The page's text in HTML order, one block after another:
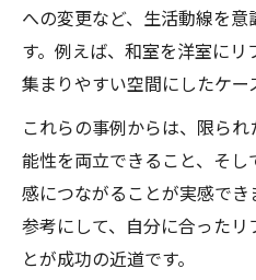
リビングを安くお
方法
リビングリフォー
フルリフォームと建て
察
リフォームと建て
説
フルリフォームで
への変更など、生活動線を
す。例えば、和室を洋室に
集まりやすい空間にしたケー
これらの事例からは、限ら
能性を両立できること、そ
感につながることが実感で
参考にして、自分に合った
とが成功の近道です。